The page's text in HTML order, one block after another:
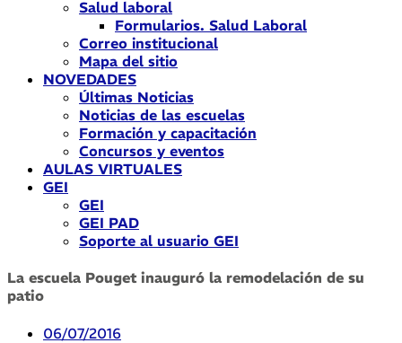
Salud laboral
Formularios. Salud Laboral
Correo institucional
Mapa del sitio
NOVEDADES
Últimas Noticias
Noticias de las escuelas
Formación y capacitación
Concursos y eventos
AULAS VIRTUALES
GEI
GEI
GEI PAD
Soporte al usuario GEI
La escuela Pouget inauguró la remodelación de su
patio
06/07/2016